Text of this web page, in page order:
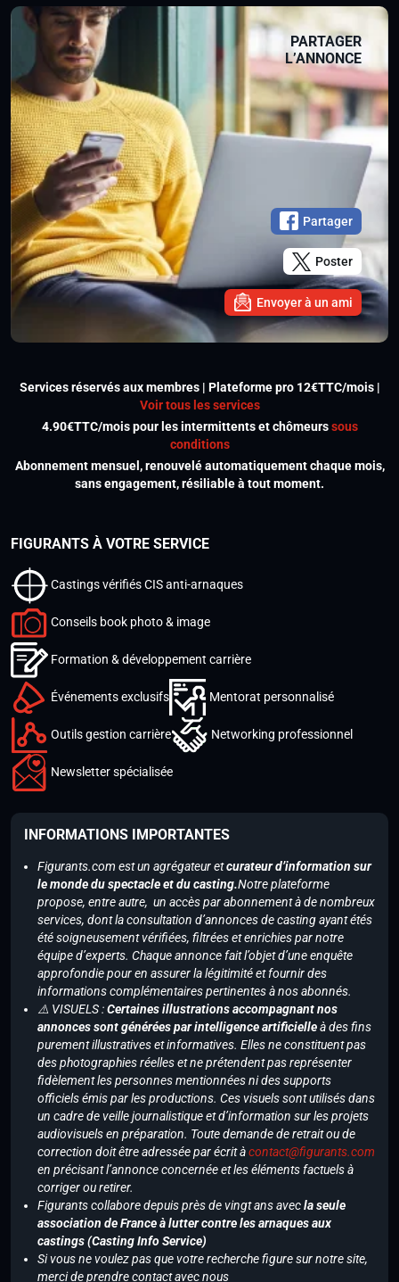
PARTAGER
L’ANNONCE
Partager
Poster
Envoyer à un ami
Services réservés aux membres | Plateforme pro 12€TTC/mois |
Voir tous les services
4.90€TTC/mois pour les intermittents et chômeurssous
conditions
Abonnement mensuel, renouvelé automatiquement chaque mois,
sans engagement, résiliable à tout moment.
FIGURANTS À VOTRE SERVICE
Castings vérifiés CIS anti-arnaques
Conseils book photo & image
Formation & développement carrière
Événements exclusifs Mentorat personnalisé
Outils gestion carrière Networking professionnel
Newsletter spécialisée
INFORMATIONS IMPORTANTES
Figurants.com est un agrégateur etcurateur d’information sur
le monde du spectacle et du casting.Notre plateforme
propose, entre autre, un accès par abonnement à de nombreux
services, dont la consultation d’annonces de casting ayant étés
été soigneusement vérifiées, filtrées et enrichies par notre
équipe d’experts. Chaque annonce fait l’objet d’une enquête
approfondie pour en assurer la légitimité et fournir des
informations complémentaires pertinentes à nos abonnés.
⚠️ VISUELS :Certaines illustrations accompagnant nos
annonces sont générées par intelligence artificielleà des fins
purement illustratives et informatives. Elles ne constituent pas
des photographies réelles et ne prétendent pas représenter
fidèlement les personnes mentionnées ni des supports
officiels émis par les productions. Ces visuels sont utilisés dans
un cadre de veille journalistique et d’information sur les projets
audiovisuels en préparation. Toute demande de retrait ou de
correction doit être adressée par écrit àcontact@figurants.com
en précisant l’annonce concernée et les éléments factuels à
corriger ou retirer.
Figurants collabore depuis près de vingt ans avecla seule
association de France à lutter contre les arnaques aux
castings (Casting Info Service)
Si vous ne voulez pas que votre recherche figure sur notre site,
merci de prendre contact avec nous